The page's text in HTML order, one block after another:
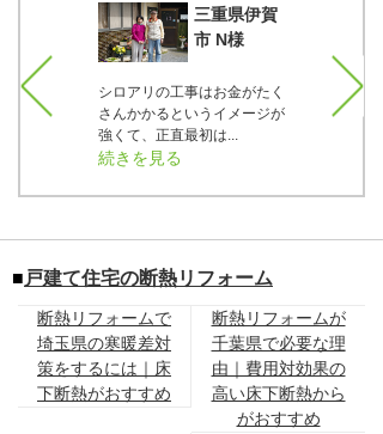
料に
で37年
三重県伊賀
市 N様
シロアリの工事はお金がたく
さんかかるというイメージが
強くて、正直最初は...
続きを見る
正直言
した。
■ 戸建て住宅の断熱リフォーム
断熱リフォームで
埼玉県の寒暖差対
策をするには｜床
下断熱がおすすめ
断熱リフォームが
千葉県で必要な理
由｜費用対効果の
高い床下断熱から
がおすすめ